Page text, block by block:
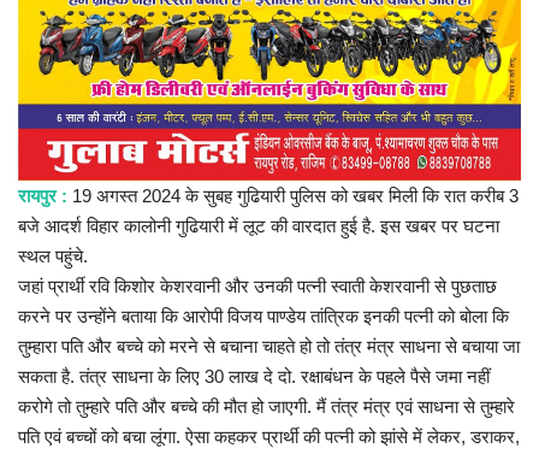
रायपुर : 19 अगस्त 2024 के सुबह गुढियारी पुलिस को खबर मिली कि रात करीब 3
बजे आदर्श विहार कालोनी गुढियारी में लूट की वारदात हुई है. इस खबर पर घटना
स्थल पहुंचे.
जहां प्रार्थी रवि किशोर केशरवानी और उनकी पत्नी स्वाती केशरवानी से पुछताछ
करने पर उन्होंने बताया कि आरोपी विजय पाण्डेय तांत्रिक इनकी पत्नी को बोला कि
तुम्हारा पति और बच्चे को मरने से बचाना चाहते हो तो तंत्र मंत्र साधना से बचाया जा
सकता है. तंत्र साधना के लिए 30 लाख दे दो. रक्षाबंधन के पहले पैसे जमा नहीं
करोगे तो तुम्हारे पति और बच्चे की मौत हो जाएगी. मैं तंत्र मंत्र एवं साधना से तुम्हारे
पति एवं बच्चों को बचा लूंगा. ऐसा कहकर प्रार्थी की पत्नी को झांसे में लेकर, डराकर,